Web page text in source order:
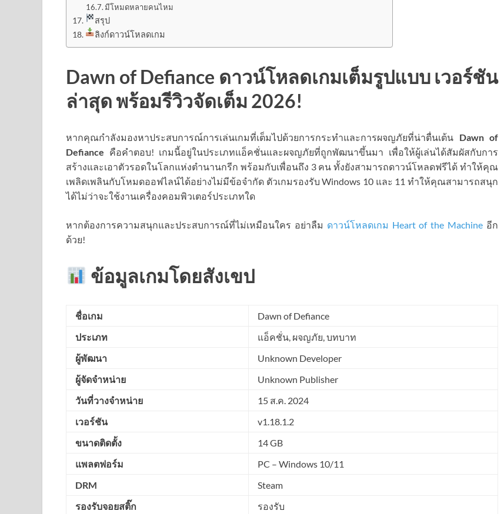
มีโหมดหลายคนไหม
สรุป
ลิงก์ดาวน์โหลดเกม
Dawn of Defiance ดาวน์โหลดเกมเต็มรูปแบบ เวอร์ชัน
ล่าสุด พร้อมรีวิวจัดเต็ม 2026!
หากคุณกำลังมองหาประสบการณ์การเล่นเกมที่เต็มไปด้วยการกระทำและการผจญภัยที่น่าตื่นเต้น Dawn of
Defiance คือคำตอบ! เกมนี้อยู่ในประเภทแอ็คชั่นและผจญภัยที่ถูกพัฒนาขึ้นมา เพื่อให้ผู้เล่นได้สัมผัสกับการ
สร้างและเอาตัวรอดในโลกแห่งตำนานกรีก พร้อมกับเพื่อนถึง 3 คน ทั้งยังสามารถดาวน์โหลดฟรีได้ ทำให้คุณ
เพลิดเพลินกับโหมดออฟไลน์ได้อย่างไม่มีข้อจำกัด ตัวเกมรองรับ Windows 10 และ 11 ทำให้คุณสามารถสนุก
ได้ไม่ว่าจะใช้งานเครื่องคอมพิวเตอร์ประเภทใด
หากต้องการความสนุกและประสบการณ์ที่ไม่เหมือนใคร อย่าลืม ดาวน์โหลดเกม Heart of the Machine อีก
ด้วย!
ข้อมูลเกมโดยสังเขป
ชื่อเกม
Dawn of Defiance
ประเภท
แอ็คชั่น, ผจญภัย, บทบาท
ผู้พัฒนา
Unknown Developer
ผู้จัดจำหน่าย
Unknown Publisher
วันที่วางจำหน่าย
15 ส.ค. 2024
เวอร์ชัน
v1.18.1.2
ขนาดติดตั้ง
14 GB
แพลตฟอร์ม
PC – Windows 10/11
DRM
Steam
รองรับจอยสติ๊ก
รองรับ